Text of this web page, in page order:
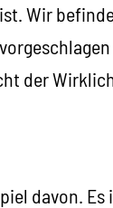
Wir
der
davon. Es